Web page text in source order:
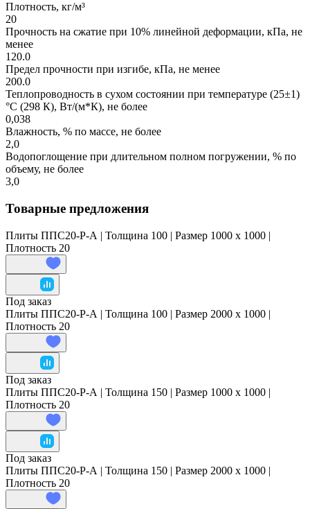
Плотность, кг/м³
20
Прочность на сжатие при 10% линейной деформации, кПа, не
менее
120.0
Предел прочности при изгибе, кПа, не менее
200.0
Теплопроводность в сухом состоянии при температуре (25±1)
°С (298 К), Вт/(м*К), не более
0,038
Влажность, % по массе, не более
2,0
Водопоглощение при длительном полном погружении, % по
объему, не более
3,0
Товарные предложения
Плиты ППС20-Р-А | Толщина 100 | Размер 1000 x 1000 |
Плотность 20
Под заказ
Плиты ППС20-Р-А | Толщина 100 | Размер 2000 x 1000 |
Плотность 20
Под заказ
Плиты ППС20-Р-А | Толщина 150 | Размер 1000 x 1000 |
Плотность 20
Под заказ
Плиты ППС20-Р-А | Толщина 150 | Размер 2000 x 1000 |
Плотность 20